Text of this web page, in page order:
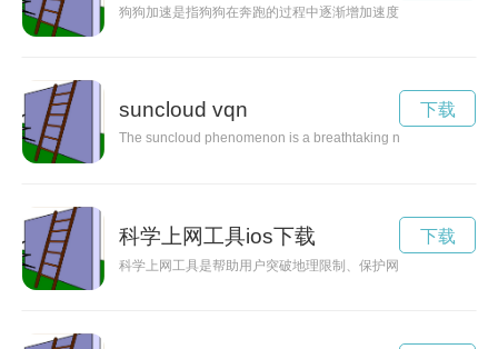
狗狗加速是指狗狗在奔跑的过程中逐渐增加速度，展现出其灵
suncloud vqn
The suncloud phenomenon is a breathtaking natural
下载
科学上网工具ios下载
科学上网工具是帮助用户突破地理限制、保护网络安全的重要
下载